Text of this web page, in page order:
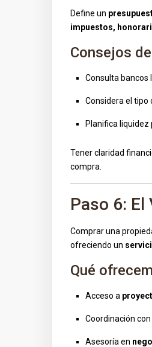
Define un
impuestos,
Consejos
Consulta bancos
Considera el tipo
Planifica liquidez
Tener claridad
compra.
Paso 6:
Comprar una
ofreciendo un
Qué
Acceso a
Coordinación con
Asesoría en